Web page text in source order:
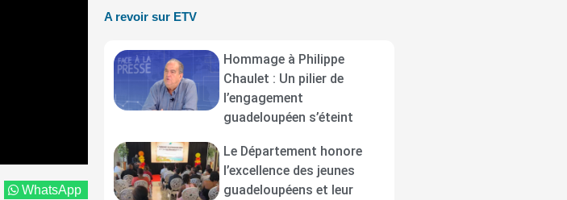
WhatsApp
A revoir sur ETV
Hommage à Philippe
Chaulet : Un pilier de
l’engagement
guadeloupéen s’éteint
Le Département honore
l’excellence des jeunes
guadeloupéens et leur